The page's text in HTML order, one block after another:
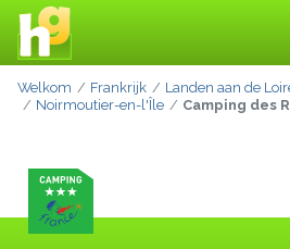
Welkom Frankrijk Landen aan de
Noirmoutier-en-l'Île
Camping des